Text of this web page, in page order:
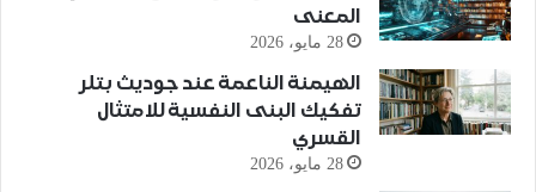
المعنى
28 مايو، 2026
الهيمنة الناعمة عند جوديث بتلر
تفكيك البنى النفسية للامتثال
القسري
28 مايو، 2026